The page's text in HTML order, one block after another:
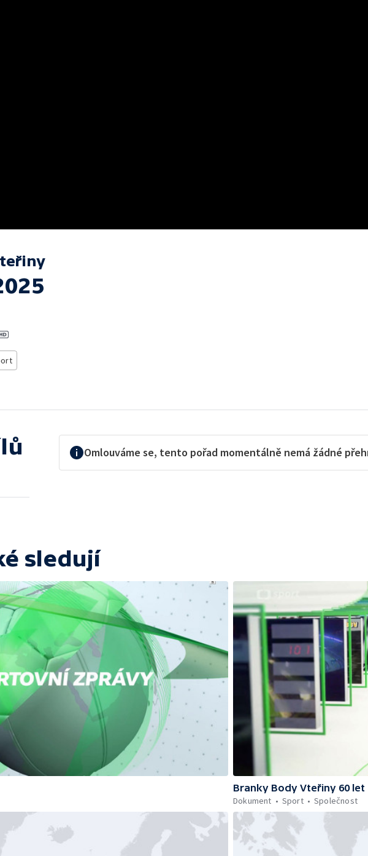
Omlouváme se, tento pořad momentálně nemá žádné
sledují
Branky Body Vteřiny 60 let
Dokument
Sport Společnost